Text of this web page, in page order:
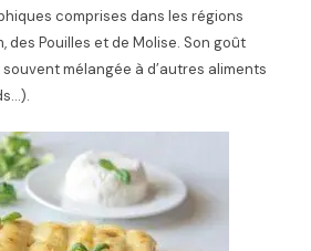
comprises dans les régions
des Pouilles et de Molise. Son goût
mélangée à d’autres aliments